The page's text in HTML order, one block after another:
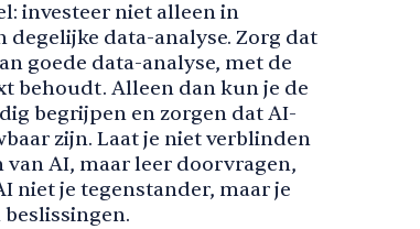
investeer niet alleen in
data-analyse. Zorg dat
goede data-analyse, met de
behoudt. Alleen dan kun je de
begrijpen en zorgen dat AI-
zijn. Laat je niet verblinden
AI, maar leer doorvragen,
niet je tegenstander, maar je